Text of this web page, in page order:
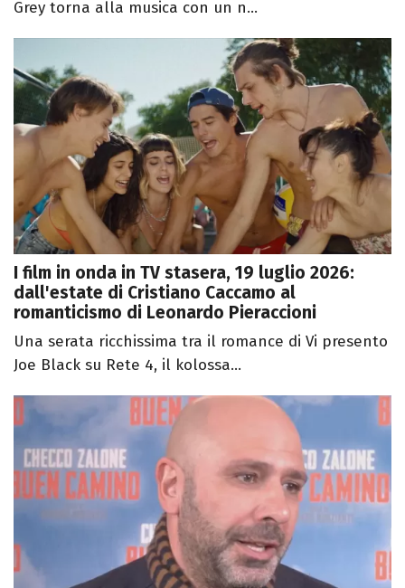
Grey torna alla musica con un n...
I film in onda in TV stasera, 19 luglio 2026:
dall'estate di Cristiano Caccamo al
romanticismo di Leonardo Pieraccioni
Una serata ricchissima tra il romance di Vi presento
Joe Black su Rete 4, il kolossa...